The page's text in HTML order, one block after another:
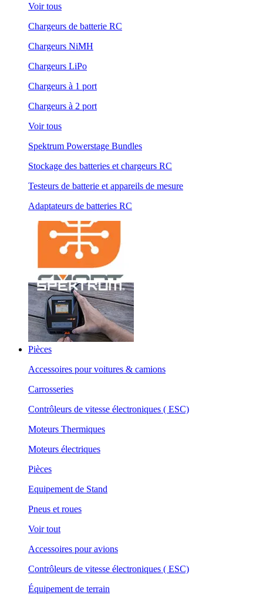
Voir tous
Chargeurs de batterie RC
Chargeurs NiMH
Chargeurs LiPo
Chargeurs à 1 port
Chargeurs à 2 port
Voir tous
Spektrum Powerstage Bundles
Stockage des batteries et chargeurs RC
Testeurs de batterie et appareils de mesure
Adaptateurs de batteries RC
Pièces
Accessoires pour voitures & camions
Carrosseries
Contrôleurs de vitesse électroniques ( ESC)
Moteurs Thermiques
Moteurs électriques
Pièces
Equipement de Stand
Pneus et roues
Voir tout
Accessoires pour avions
Contrôleurs de vitesse électroniques ( ESC)
Équipement de terrain